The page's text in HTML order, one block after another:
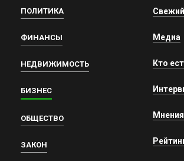
ПОЛИТИКА
ФИНАНСЫ
НЕДВИЖИМОСТЬ
БИЗНЕС
ОБЩЕСТВО
ЗАКОН
Медиа
Кто
Мнения